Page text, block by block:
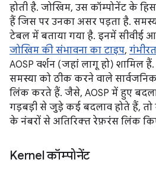
होती है. जोखिम, उस कॉम्पोनेंट के
हैं जिस पर उनका असर पड़ता है.
टेबल में बताया गया है. इनमें सीवीई
जोखिम की संभावना का टाइप,
AOSP वर्शन (जहां लागू हो) शामिल
समस्या को ठीक करने वाले
लिंक करते हैं. जैसे, AOSP में हुए
गड़बड़ी से जुड़े कई बदलाव होते हैं,
के नंबरों से अतिरिक्त रेफ़रंस लिंक
Kernel कॉम्पोनेंट